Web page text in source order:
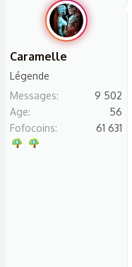
Caramelle
Légende
Messages
9 502
Age
56
Fofocoins
61 631